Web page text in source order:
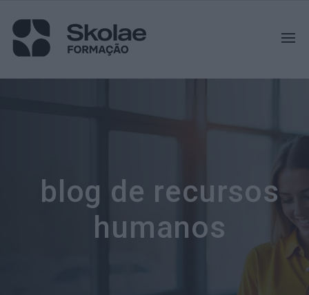
blog de recursos
humanos